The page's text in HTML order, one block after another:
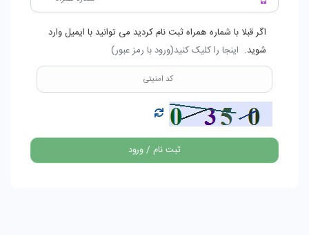
اگر قبلا با شماره همراه ثبت نام کردید می توانید با ایمیل وارد
شوید. اینجا را کلیک کنید(ورود با رمز عبور)
ثبت نام / ورود